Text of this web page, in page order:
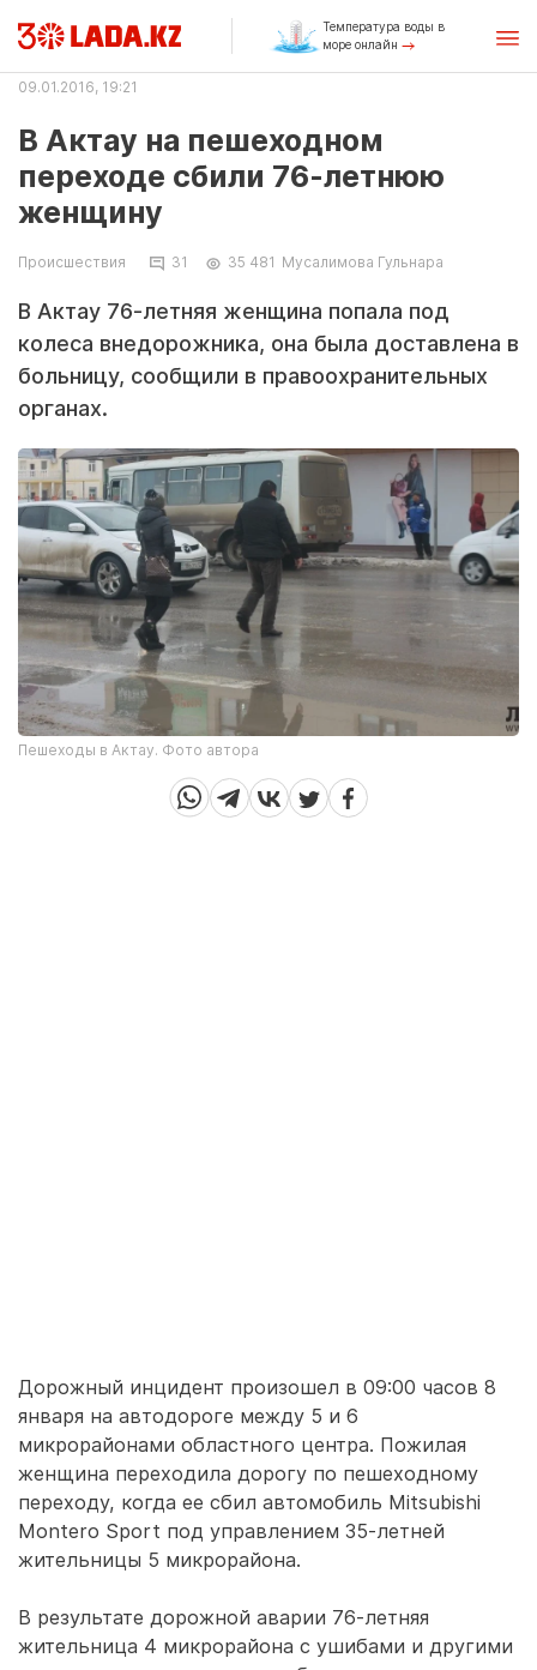
Температура воды в
море онлайн
09.01.2016, 19:21
В Актау на пешеходном
переходе сбили 76-летнюю
женщину
Происшествия 31 35 481 Мусалимова Гульнара
В Актау 76-летняя женщина попала под
колеса внедорожника, она была доставлена в
больницу, сообщили в правоохранительных
органах.
Пешеходы в Актау. Фото автора
Дорожный инцидент произошел в 09:00 часов 8
января на автодороге между 5 и 6
микрорайонами областного центра. Пожилая
женщина переходила дорогу по пешеходному
переходу, когда ее сбил автомобиль Mitsubishi
Montero Sport под управлением 35-летней
жительницы 5 микрорайона.
В результате дорожной аварии 76-летняя
жительница 4 микрорайона с ушибами и другими